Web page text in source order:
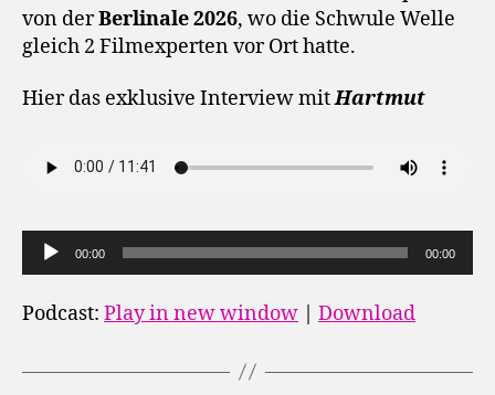
von derBerlinale 2026, wo die Schwule Welle
gleich 2 Filmexperten vor Ort hatte.
Hier das exklusive Interview mitHartmut
u
d
00:00 00:00
Podcast: Play in new window | Download